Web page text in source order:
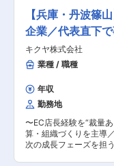
の業務に努めておりま
全週休二日制で土日祝
きやすい環境がございます。 ■当社
2019年に設立し、創業
エリアの土木工事に関
篠山市ですが、神戸・
り、東京から九州まで
土木工事に関わること
施工、登記にいたるま
を行う技術力を強みに
す。 変更の範囲：会
ールド、運搬装置など
ーダーメイド機械を設
コンから現場ごとに寄
品では対応できない課
が強み。創業以来黒字
益率を背景に、機械の
ート施工にも取り組んでいます
ゼネコンなどから現場
題に応じたカスタムや
業務をお任せします！
ンや土木建設機械の設
面の制作 ・計画、参考
使って作図 など ＜対
大型クレーン、トンネ
置など ★製品情報：
【兵庫・丹波篠
企業／代表直下
キクヤ株式会社
業種 / 職種
年収
勤務地
〜EC店長経験を“裁量
算・組織づくりを主導
次の成長フェーズを担